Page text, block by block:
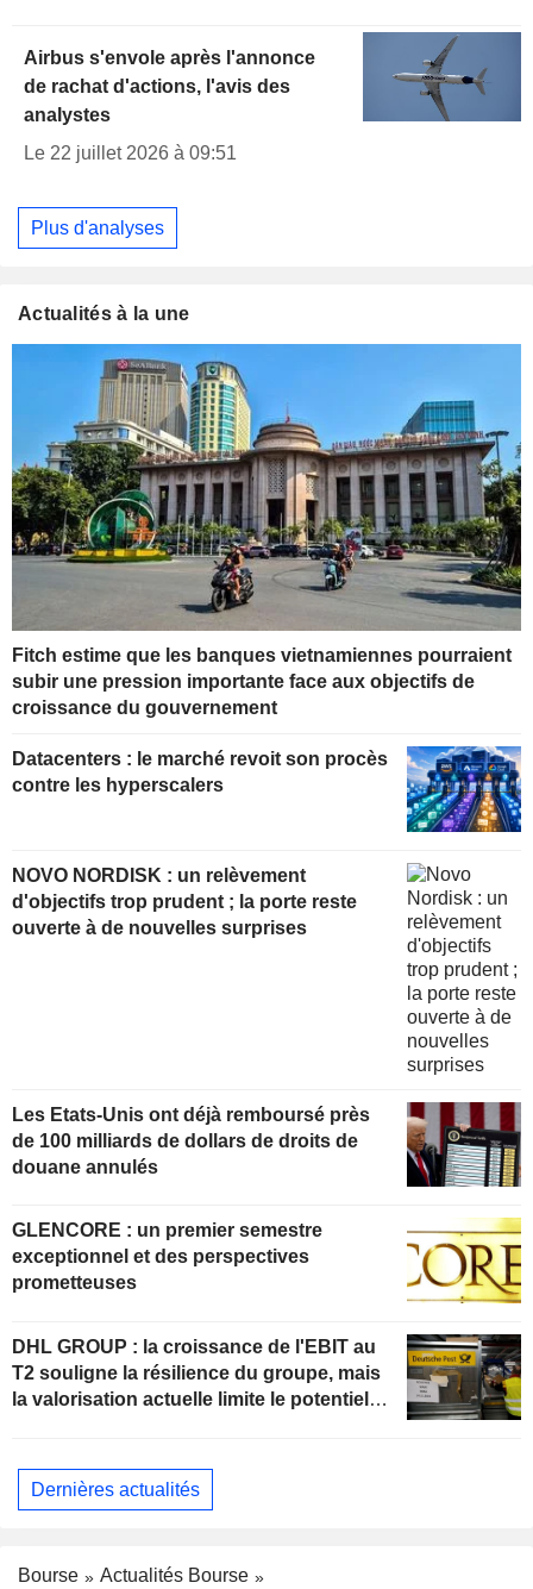
Airbus s'envole après l'annonce
de rachat d'actions, l'avis des
analystes
Le 22 juillet 2026 à 09:51
Plus d'analyses
Actualités à la une
Fitch estime que les banques vietnamiennes pourraient
subir une pression importante face aux objectifs de
croissance du gouvernement
Datacenters : le marché revoit son procès
contre les hyperscalers
NOVO NORDISK : un relèvement
d'objectifs trop prudent ; la porte reste
ouverte à de nouvelles surprises
Les Etats-Unis ont déjà remboursé près
de 100 milliards de dollars de droits de
douane annulés
GLENCORE : un premier semestre
exceptionnel et des perspectives
prometteuses
DHL GROUP : la croissance de l'EBIT au
T2 souligne la résilience du groupe, mais
la valorisation actuelle limite le potentiel
Dernières actualités
Bourse
Actualités Bourse